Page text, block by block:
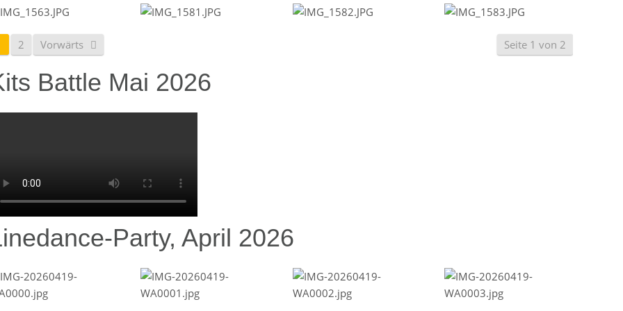
Seite 1 von 2
2 Vorwärts
Battle Mai 2026
Party, April 2026